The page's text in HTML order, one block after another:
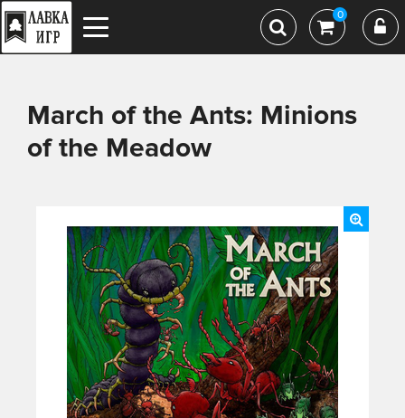
0
March of the Ants: Minions
of the Meadow